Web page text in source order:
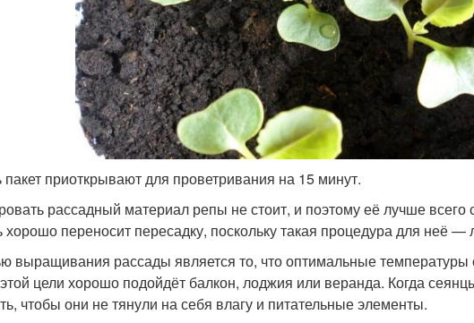
приоткрывают для проветривания на 15 минут.
рассадный материал репы не стоит, и поэтому её лучше всего
переносит пересадку, поскольку такая процедура для неё —
выращивания рассады является то, что оптимальные
цели хорошо подойдёт балкон, лоджия или веранда. Когда
чтобы они не тянули на себя влагу и питательные элементы.